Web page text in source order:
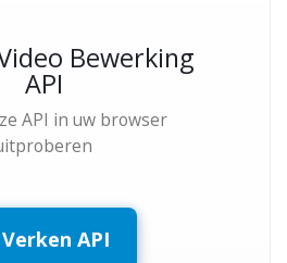
Bewerking
API
API in uw browser
Verken API